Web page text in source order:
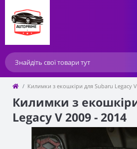
Килимки з екошкіри для Subaru Legacy
Килимки з
Legacy V 2009 - 2014